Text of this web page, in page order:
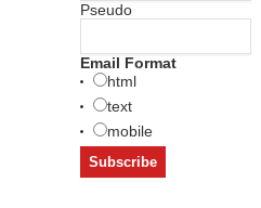
Pseudo
Email Format
html
text
mobile